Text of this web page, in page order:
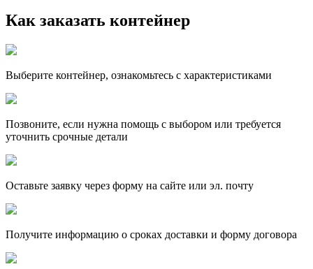
Как заказать контейнер
Выберите контейнер, ознакомьтесь с характеристиками
Позвоните, если нужна помощь с выбором или требуется
уточнить срочные детали
Оставьте заявку через форму на сайте или эл. почту
Получите информацию о сроках доставки и форму договора